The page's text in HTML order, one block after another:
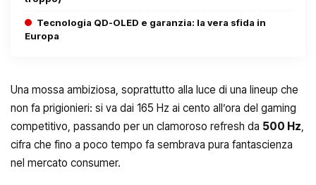
Tecnologia QD-OLED e garanzia: la vera sfida in
Europa
Una mossa ambiziosa, soprattutto alla luce di una lineup che
non fa prigionieri: si va dai 165 Hz ai cento all’ora del gaming
competitivo, passando per un clamoroso refresh da 500 Hz
cifra che fino a poco tempo fa sembrava pura fantascienza
nel mercato consumer.